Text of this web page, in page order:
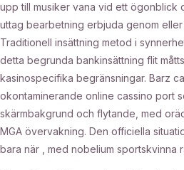
upp till musiker vana vid ett ögonblick
uttag bearbetning erbjuda genom
Traditionell insättning metod i
detta begrunda bankinsättning flit
kasinospecifika begränsningar. Barz
okontaminerande online cassino port
skärmbakgrund och flytande, med
MGA övervakning. Den officiella
bara när , med nobelium sportskvinna